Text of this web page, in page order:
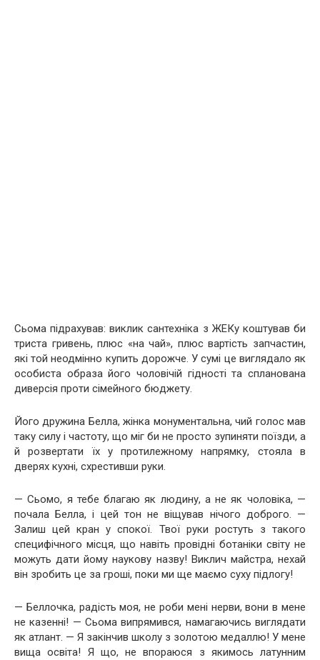
Сьома підрахував: виклик сантехніка з ЖЕКу коштував би
триста гривень, плюс «на чай», плюс вартість запчастин,
які той неодмінно купить дорожче. У сумі це виглядало як
особиста образа його чоловічій гідності та спланована
диверсія проти сімейного бюджету.
Його дружина Белла, жінка монументальна, чий голос мав
таку силу і частоту, що міг би не просто зупиняти поїзди, а
й розвертати їх у протилежному напрямку, стояла в
дверях кухні, схрестивши руки.
— Сьомо, я тебе благаю як людину, а не як чоловіка, —
почала Белла, і цей тон не віщував нічого доброго. —
Залиш цей кран у спокої. Твої руки ростуть з такого
специфічного місця, що навіть провідні ботаніки світу не
можуть дати йому наукову назву! Виклич майстра, нехай
він зробить це за гроші, поки ми ще маємо суху підлогу!
— Беллочка, радість моя, не роби мені нерви, вони в мене
не казенні! — Сьома випрямився, намагаючись виглядати
як атлант. — Я закінчив школу з золотою медаллю! У мене
вища освіта! Я що, не впораюся з якимось латунним